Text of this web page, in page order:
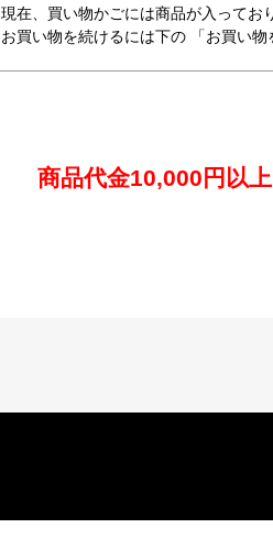
現在、買い物かごには商品が入ってお
お買い物を続けるには下の 「お買い物
商品代金10,000円以